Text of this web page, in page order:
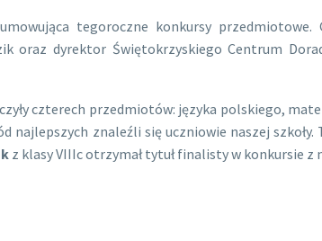
tegoroczne konkursy przedmiotowe.
oraz dyrektor Świętokrzyskiego Centrum
czterech przedmiotów: języka polskiego,
najlepszych znaleźli się uczniowie naszej
z klasy VIIIc otrzymał tytuł finalisty w konkursie z